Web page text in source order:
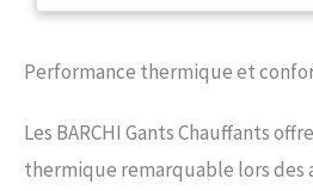
fournir à
disposent
Performance thermique et
Les BARCHI Gants Chauffants
thermique remarquable lors